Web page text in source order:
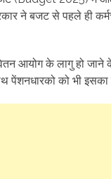
ने बजट से पहले ही
के लागु हो जाने के
पेंशनधारको को भी इसका